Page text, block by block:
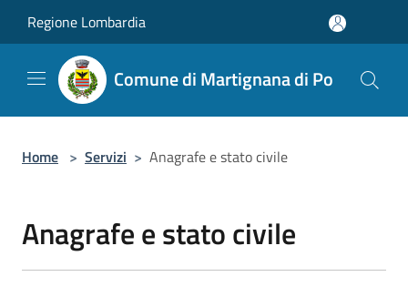
Regione Lombardia
Comune di Martignana di Po
Home > Servizi > Anagrafe e stato civile
Anagrafe e stato civile